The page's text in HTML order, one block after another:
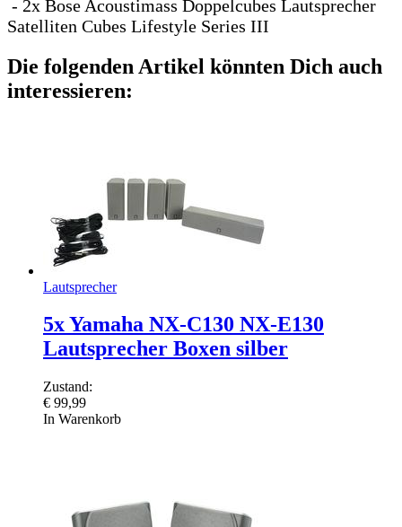
- 2x Bose Acoustimass Doppelcubes Lautsprecher
Satelliten Cubes Lifestyle Series III
Die folgenden Artikel könnten Dich auch
interessieren:
Lautsprecher
5x Yamaha NX-C130 NX-E130
Lautsprecher Boxen silber
Zustand:
€ 99,99
In Warenkorb